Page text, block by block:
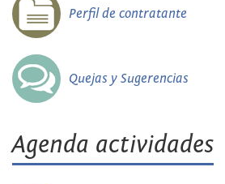
Perfil de contratante
Quejas y Sugerencias
Agenda actividades